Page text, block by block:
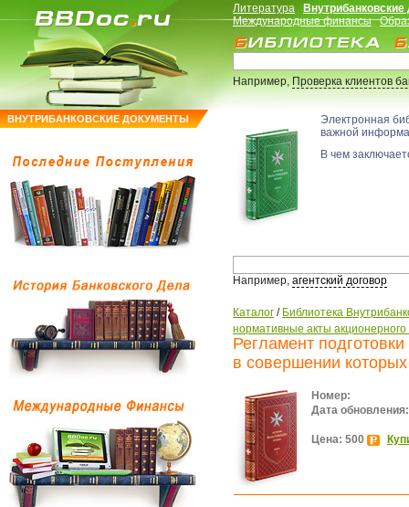
ВНУТРИБАНКОВСКИЕ ДОКУМЕНТЫ
Литература
Международные финансы
Например,Проверка клиентов
Электронная
важной
В чем
Например, агентский договор
Каталог / Библиотека
нормативные акты
Регламент
в совершении
Номер:
Дата обновления:
Цена: 500